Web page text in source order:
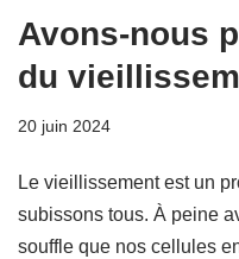
Avons-nous
du
20 juin 2024
Le vieillissement est un
subissons tous. À peine
souffle que nos cellules